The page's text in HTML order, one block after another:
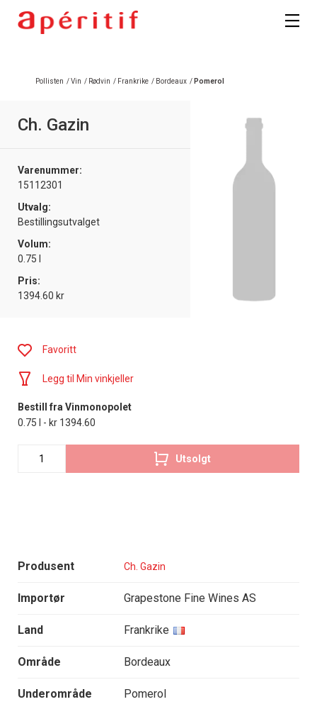
Pollisten /Vin / Rødvin / Frankrike / Bordeaux / Pomerol
Ch. Gazin
Varenummer:
15112301
Utvalg:
Bestillingsutvalget
Volum:
0.75 l
Pris:
1394.60 kr
Produsent Ch. Gazin
Importør Grapestone Fine Wines AS
Land Frankrike
Område Bordeaux
Underområde Pomerol
Favoritt
Legg til Min vinkjeller
Bestill fra Vinmonopolet
0.75 l - kr 1394.60
Utsolgt